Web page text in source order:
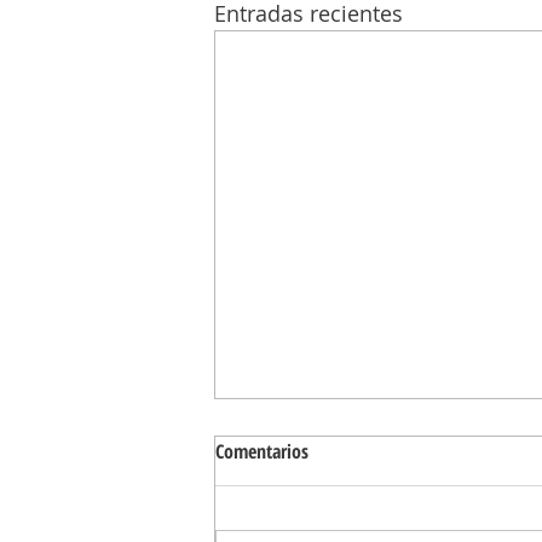
Entradas recientes
Comentarios